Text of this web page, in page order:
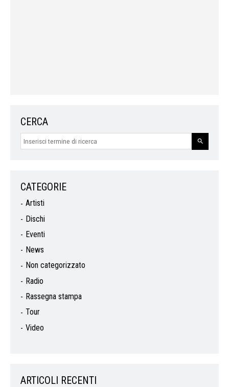
CERCA
CATEGORIE
Artisti
Dischi
Eventi
News
Non categorizzato
Radio
Rassegna stampa
Tour
Video
ARTICOLI RECENTI